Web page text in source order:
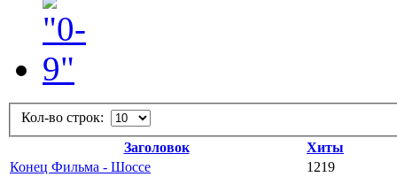
Кол-во строк:
Заголовок
Хиты
Конец Фильма - Шоссе
1219